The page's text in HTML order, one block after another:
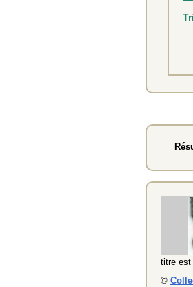
titre est
©